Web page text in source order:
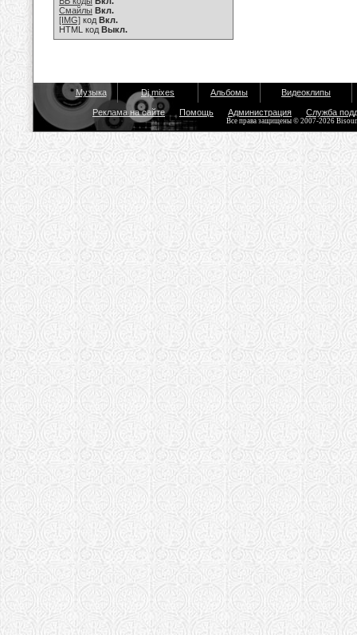
Смайлы Вкл.
[IMG] код Вкл.
HTML код Выкл.
Музыка Dj mixes Альбомы Видеоклипы
Реклама на сайте Помощь Администрация Служба
Все права защищены © 2007-2026